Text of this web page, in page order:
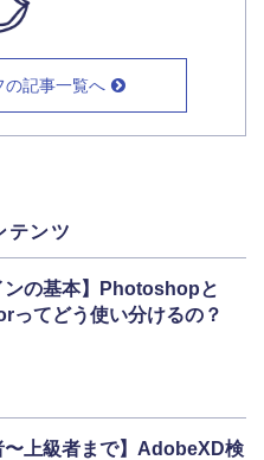
の記事一覧へ
テンツ
ンの基本】Photoshopと
ってどう使い分けるの？
〜上級者まで】AdobeXD検